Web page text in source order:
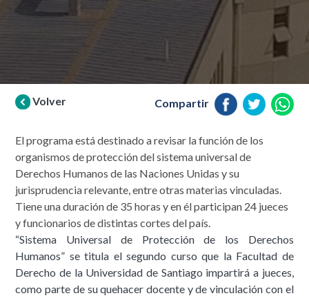
Volver Compartir
El programa está destinado a revisar la función de los
organismos de protección del sistema universal de
Derechos Humanos de las Naciones Unidas y su
jurisprudencia relevante, entre otras materias vinculadas.
Tiene una duración de 35 horas y en él participan 24 jueces
y funcionarios de distintas cortes del país.
“Sistema Universal de Protección de los Derechos
Humanos” se titula el segundo curso que la Facultad de
Derecho de la Universidad de Santiago impartirá a jueces,
como parte de su quehacer docente y de vinculación con el